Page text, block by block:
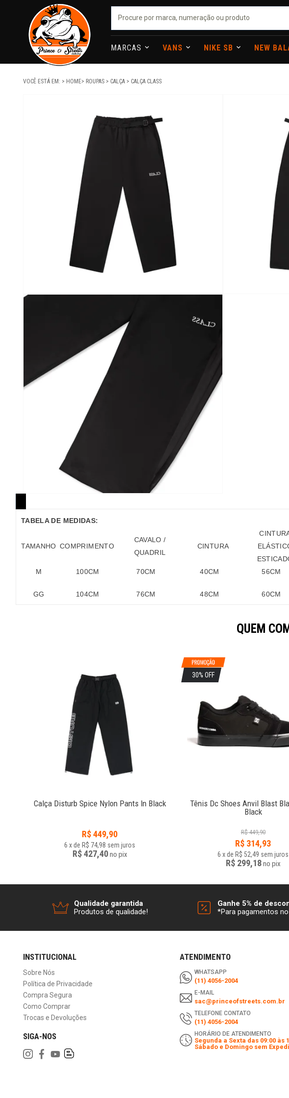
MARCAS VANS NIKE SB NEW
VOCÊ ESTÁ EM: HOME ROUPAS CALÇA CALÇA CLASS
TABELA DE MEDIDAS:
TAMANHO COMPRIMENTO
CAVALO /
QUADRIL
CINTURA
M
100CM 70CM 40CM 56CM
GG 104CM 76CM 48CM 60CM
QUEM
Calça Disturb Spice Nylon Pants In Black
R$449,90
6 xde R$ 74,98 sem juros
R$ 427,40no pix
30% OFF
Tênis Dc Shoes Anvil Blast
Black
R$ 449,90
R$ 314,93
6 xde R$ 52,49 sem juros
R$ 299,18no pix
Qualidade garantida
Produtos de qualidade!
Ganhe 5% de
*Para pagamentos
INSTITUCIONAL
Sobre Nós
Política de Privacidade
Compra Segura
Como Comprar
Trocas e Devoluções
SIGA-NOS
ATENDIMENTO
WHATSAPP
(11) 4056-2004
E-MAIL
sac@princeofstreets.com.br
TELEFONE CONTATO
(11) 4056-2004
HORÁRIO DE ATENDIMENTO
Segunda a Sexta das 09:00 às
Sábado e Domingo sem